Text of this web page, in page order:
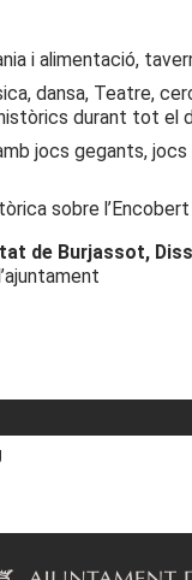
i alimentació,
dansa, Teatre,
durant tot el
jocs gegants, jocs
sobre l’Encobert
de Burjassot,